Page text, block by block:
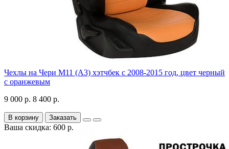
Чехлы на Чери М11 (А3) хэтчбек с 2008-2015 год, цвет черный
с оранжевым
9 000 р. 8 400 р.
В корзину Заказать
Ваша скидка: 600 р.